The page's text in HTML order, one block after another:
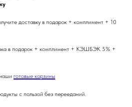
доставку в подарок + комплимент + 10
в подарок + комплимент + КЭШБЭК 5% +
готовые корзины
с пользой без перееданий.